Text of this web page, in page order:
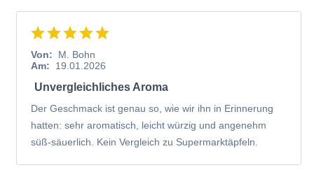
Von:
M. Bohn
Am:
19.01.2026
Unvergleichliches Aroma
Der Geschmack ist genau so, wie wir ihn in Erinnerung
hatten: sehr aromatisch, leicht würzig und angenehm
süß-säuerlich. Kein Vergleich zu Supermarktäpfeln.